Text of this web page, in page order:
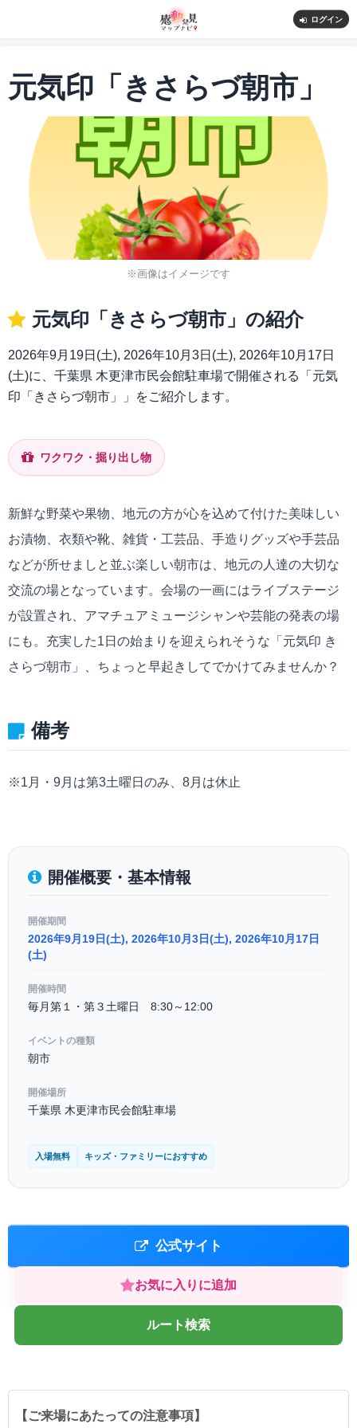
ログイン
元気印「きさらづ朝市」
※画像はイメージです
元気印「きさらづ朝市」の紹介
2026年9月19日(土), 2026年10月3日(土), 2026年10月17日
(土)に、千葉県 木更津市民会館駐車場で開催される「元気
印「きさらづ朝市」」をご紹介します。
ワクワク・掘り出し物
新鮮な野菜や果物、地元の方が心を込めて付けた美味しい
お漬物、衣類や靴、雑貨・工芸品、手造りグッズや手芸品
などが所せましと並ぶ楽しい朝市は、地元の人達の大切な
交流の場となっています。会場の一画にはライブステージ
が設置され、アマチュアミュージシャンや芸能の発表の場
にも。充実した1日の始まりを迎えられそうな「元気印 き
さらづ朝市」、ちょっと早起きしてでかけてみませんか？
備考
※1月・9月は第3土曜日のみ、8月は休止
開催概要・基本情報
開催期間
2026年9月19日(土), 2026年10月3日(土), 2026年10月17日
(土)
開催時間
毎月第１・第３土曜日 8:30～12:00
イベントの種類
朝市
開催場所
千葉県 木更津市民会館駐車場
入場無料 キッズ・ファミリーにおすすめ
公式サイト
お気に入りに追加
ルート検索
【ご来場にあたっての注意事項】